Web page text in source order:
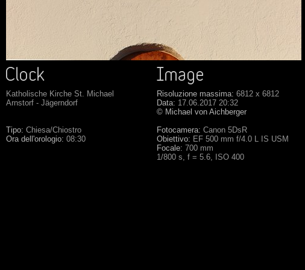
Katholische Kirche St. Michael
Arnstorf - Jägerndorf
Tipo: Chiesa/Chiostro
Ora dell'orologio: 08:30
Risoluzione massima: 6812 x 6812
Data: 17.06.2017 20:32
© Michael von Aichberger
Fotocamera: Canon 5DsR
Obiettivo: EF 500 mm f/4.0 L IS USM
Focale: 700 mm
1/800 s, f = 5.6, ISO 400